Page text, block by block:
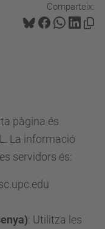
Comparteix:
pàgina és
La informació
servidors és:
: Utilitza les